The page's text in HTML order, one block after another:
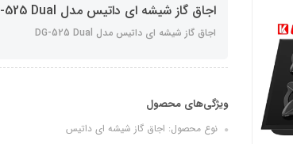
اجاق گاز شیشه ای داتیس مدل DG-525 Dual
اجاق گاز شیشه ای داتیس مدل DG-525 Dual
ویژگی‌های محصول
نوع محصول: اجاق گاز شیشه ای داتیس